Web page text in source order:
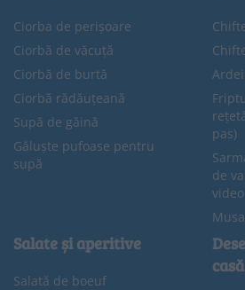
Ciorba de perișoare
Ciorbă de văcuță
Ciorbă de burtă
Ciorbă rădăuțeană
Supă de găină
Găluște pufoase pentru
supă
pas)
de
video
Salate și aperitive
Salată de boeuf
casă